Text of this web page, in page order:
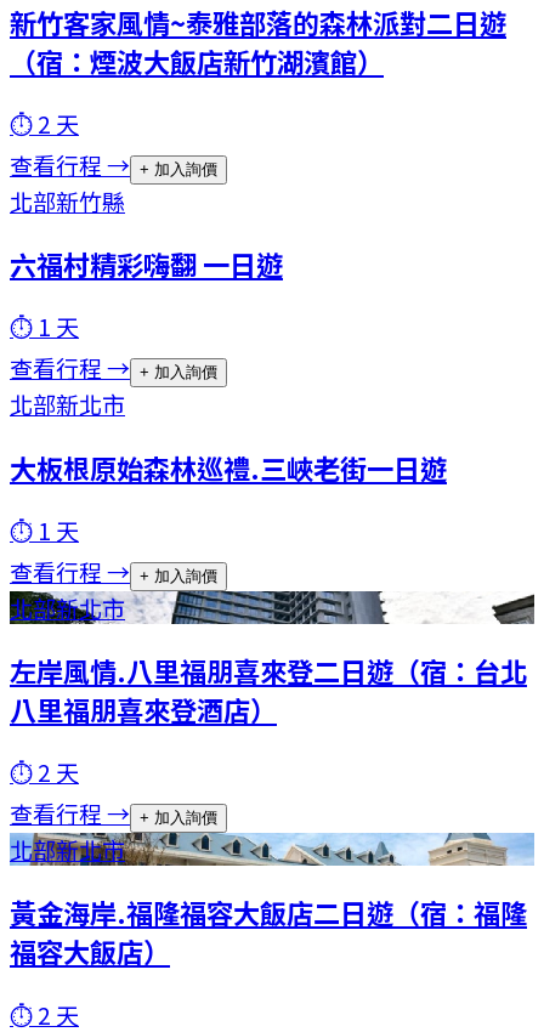
新竹客家風情~泰雅部落的森林派對二日遊
（宿：煙波大飯店新竹湖濱館）
⏱2 天
查看行程 → + 加入詢價
北部新竹縣
六福村精彩嗨翻 一日遊
⏱ 1 天
查看行程 → + 加入詢價
北部新北市
大板根原始森林巡禮.三峽老街一日遊
⏱ 1 天
查看行程 → + 加入詢價
北部新北市
左岸風情.八里福朋喜來登二日遊（宿：台北
八里福朋喜來登酒店）
⏱2 天
查看行程 → + 加入詢價
北部新北市
黃金海岸.福隆福容大飯店二日遊（宿：福隆
福容大飯店）
⏱2 天